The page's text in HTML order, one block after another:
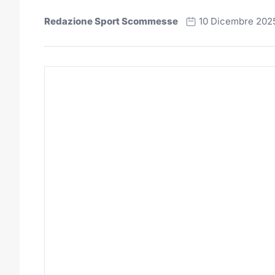
Redazione Sport Scommesse 10 Dicembre